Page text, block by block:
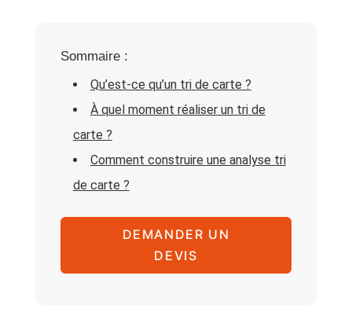
Sommaire :
Qu’est-ce qu’un tri de carte ?
À quel moment réaliser un tri de
carte ?
Comment construire une analyse tri
de carte ?
DEMANDER UN
DEVIS